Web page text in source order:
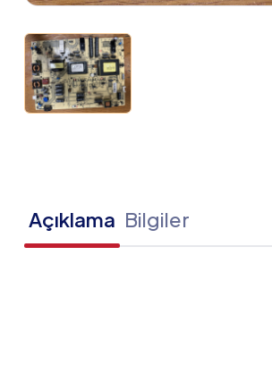
Açıklama Bilgiler